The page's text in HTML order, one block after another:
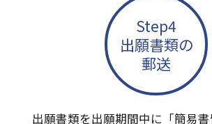
Step4
出願書類の
郵送
出願書類を出願期間中に「簡易